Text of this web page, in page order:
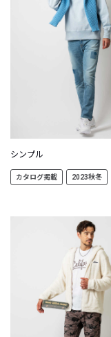
シンプル
カタログ掲載 2023秋冬